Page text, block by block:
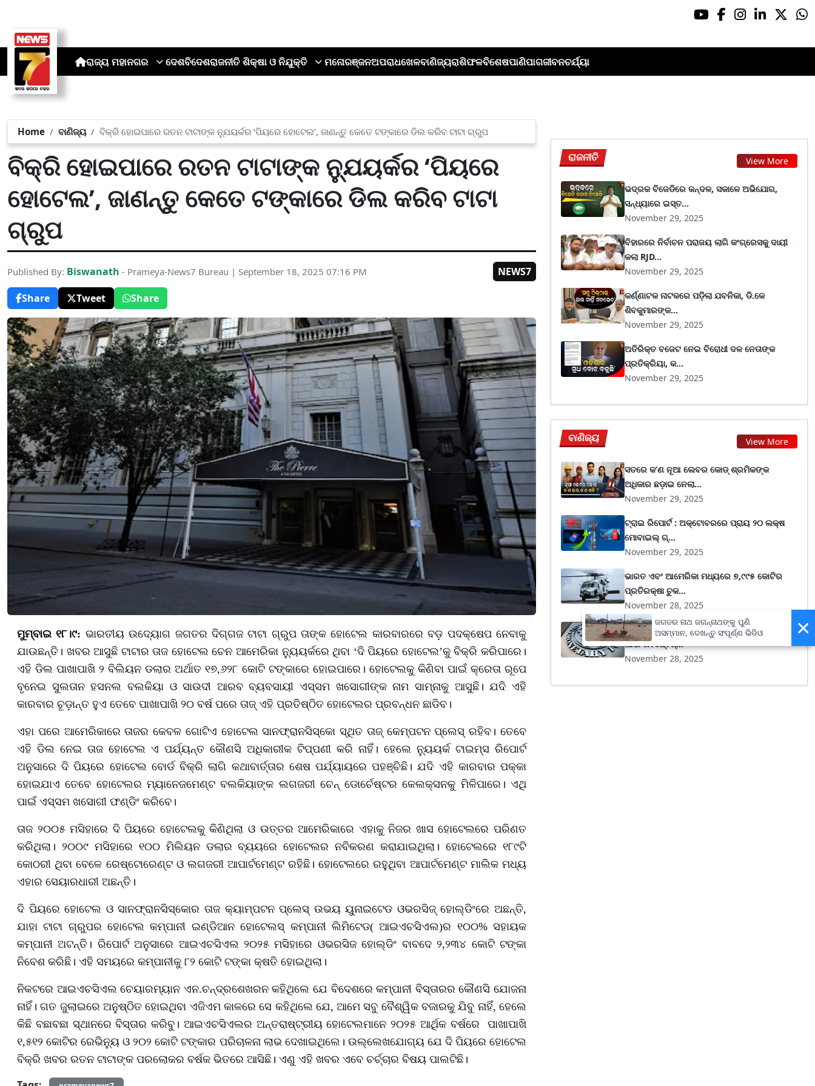
ରାଜ୍ୟ ମହାନଗର ଦେଶବିଦେଶରାଜନୀତି ଶିକ୍ଷା ଓ ନିଯୁକ୍ତି ମନୋରଞ୍ଜନଅପରାଧଖେଳବାଣିଜ୍ୟରାଶିଫଳବିଶେଷପାଣିପାଗଜୀବନଚର୍ଯ୍ୟା
Home ବାଣିଜ୍ୟ ବିକ୍ରି ହୋଇପାରେ ରତନ ଟାଟାଙ୍କ ନ୍ଯୁୟର୍କର ‘ପିୟରେ ହୋଟେଲ’, ଜାଣନ୍ତୁ କେତେ ଟଙ୍କାରେ ଡିଲ କରିବ ଟାଟା ଗ୍ରୁପ
ବିକ୍ରି ହୋଇପାରେ ରତନ ଟାଟାଙ୍କ ନ୍ଯୁୟର୍କର ‘ପିୟରେ
ହୋଟେଲ’, ଜାଣନ୍ତୁ କେତେ ଟଙ୍କାରେ ଡିଲ କରିବ ଟାଟା
ଗ୍ରୁପ
Published By: Biswanath - Prameya-News7 Bureau | September 18, 2025 07:16 PM
NEWS7
Share
Tweet Share
ମୁମ୍ବାଇ ୧୮।୯: ଭାରତୀୟ ଉଦ୍ୟୋଗ ଜଗତର ଦିଗ୍ଗଜ ଟାଟା ଗ୍ରୁପ ତାଙ୍କ ହୋଟେଲ କାରବାରରେ ବଡ଼ ପଦକ୍ଷେପ ନେବାକୁ
ଯାଉଛନ୍ତି। ଖବର ଆସୁଛି ଟାଟାର ତାଜ ହୋଟେଲ ଚେନ ଆମେରିକା ନ୍ୟୁୟର୍କରେ ଥିବା ‘ଦି ପିୟରେ ହୋଟେଲ’କୁ ବିକ୍ରି କରିପାରେ।
ଏହି ଡିଲ ପାଖାପାଖି ୨ ବିଲିୟନ ଡଲାର ଅର୍ଥାତ ୧୭,୬୨୮ କୋଟି ଟଙ୍କାରେ ହୋଇପାରେ। ହୋଟେଲକୁ କିଣିବା ପାଇଁ କ୍ରେତା ରୂପେ
ବୃନେଇ ସୁଲତାନ ହସନଲ ବଲକିୟା ଓ ସାଉଦୀ ଆରବ ବ୍ୟବସାୟୀ ଏସ୍ସମ ଖସୋଗୀଙ୍କ ନାମ ସାମ୍ନାକୁ ଆସୁଛି। ଯଦି ଏହି
କାରବାର ଚୂଡ଼ାନ୍ତ ହୁଏ ତେବେ ପାଖାପାଖି ୨୦ ବର୍ଷ ପରେ ତାଜ୍ ଏହି ପ୍ରତିଷ୍ଠିତ ହୋଟେଲର ପ୍ରବନ୍ଧନ ଛାଡିବ।
ଏହା ପରେ ଆମେରିକାରେ ତାଜର କେବଳ ଗୋଟିଏ ହୋଟେଲ ସାନଫ୍ରାନସିସ୍କୋ ସ୍ଥିତ ତାଜ୍ କେମ୍ପଟନ ପ୍ଲେସ୍ ରହିବ। ତେବେ
ଏହି ଡିଲ ନେଇ ତାଜ ହୋଟେଲ ଏ ପର୍ଯ୍ୟନ୍ତ କୌଣସି ଅଧିକାରୀକ ଟିପ୍ପଣୀ କରି ନାହିଁ। ହେଲେ ନ୍ୟୁୟର୍କ ଟାଇମ୍ସ ରିପୋର୍ଟ
ଅନୁସାରେ ଦି ପିୟରେ ହୋଟେଲ ବୋର୍ଡ ବିକ୍ରି ଲାଗି କଥାବାର୍ତ୍ତାର ଶେଷ ପର୍ଯ୍ୟାୟରେ ପହଞ୍ଚିଛି। ଯଦି ଏହି କାରବାର ପକ୍କା
ହୋଇଯାଏ ତେବେ ହୋଟେଲର ମ୍ୟାନେଜମେଣ୍ଟ ବଲକିୟାଙ୍କ ଲଗଜରୀ ଚେନ୍ ଡୋର୍ଚେଷ୍ଟର କେଲକ୍ସନକୁ ମିଳିପାରେ। ଏଥି
ପାଇଁ ଏସ୍ସମ ଖସୋଗୀ ଫଣ୍ଡିଂ କରିବେ।
ତାଜ ୨୦୦୫ ମସିହାରେ ଦି ପିୟରେ ହୋଟେଲକୁ କିଣିଥିଲା ଓ ଉତ୍ତର ଆମେରିକାରେ ଏହାକୁ ନିଜର ଖାସ ହୋଟେଲରେ ପରିଣତ
କରିଥିଲା। ୨୦୦୯ ମସିହାରେ ୧୦୦ ମିଲିୟନ ଡଲାର ବ୍ୟୟରେ ହୋଟେଲର ନବିକରଣ କରାଯାଇଥିଲା। ହୋଟେଲରେ ୧୮୯ଟି
କୋଠରୀ ଥିବା ବେଳେ ରେଷ୍ଟୋରେଣ୍ଟ ଓ ଲଗଜରୀ ଆପାର୍ଟମେଣ୍ଟ ରହିଛି। ହୋଟେଲରେ ରହୁଥିବା ଆପାର୍ଟମେଣ୍ଟ ମାଲିକ ମଧ୍ୟ
ଏହାର ସେୟାରଧାରୀ ଅଛନ୍ତି।
ଦି ପିୟରେ ହୋଟେଲ ଓ ସାନଫ୍ରାନସିସ୍କୋର ତାଜ କ୍ୟାମ୍ପଟନ ପ୍ଲେସ୍ ଉଭୟ ୟୁନାଇଟେଡ ଓଭରସିଜ୍ ହୋଲ୍ଡିଂରେ ଅଛନ୍ତି,
ଯାହା ଟାଟା ଗ୍ରୁପର ହୋଟେଲ କମ୍ପାନୀ ଇଣ୍ଡିଆନ ହୋଟେଲସ୍ କମ୍ପାନୀ ଲିମିଟେଡ( ଆଇଏଚସିଏଲ)ର ୧୦୦% ସହାୟକ
କମ୍ପାନୀ ଅଟନ୍ତି। ରିପୋର୍ଟ ଅନୁସାରେ ଆଇଏଚସିଏଲ ୨୦୨୫ ମସିହାରେ ଓଭରସିଜ ହୋଲ୍ଡିଂ ବାବଦେ ୨,୨୩୪ କୋଟି ଟଙ୍କା
ନିବେଶ କରିଛି। ଏହି ସମୟରେ କମ୍ପାନୀକୁ ୮୨ କୋଟି ଟଙ୍କା କ୍ଷତି ହୋଇଥିଲା।
ନିକଟରେ ଆଇଏଚସିଏଲ ଚେୟାରମ୍ୟାନ ଏନ.ଚନ୍ଦ୍ରଶେଖରନ କହିଥିଲେ ଯେ ବିଦେଶରେ କମ୍ପାନୀ ବିସ୍ତାରର କୌଣସି ଯୋଜନା
ନାହିଁ। ଗତ ଜୁଲାଇରେ ଅନୁଷ୍ଠିତ ହୋଇଥିବା ଏଜିଏମ କାଳରେ ସେ କହିଥିଲେ ଯେ, ଆମେ ସବୁ ବୈଶ୍ୱିକ ବଜାରକୁ ଯିବୁ ନାହିଁ, ହେଲେ
କିଛି ବଛାବଛା ସ୍ଥାନରେ ବିସ୍ତାର କରିବୁ। ଆଇଏଚସିଏଲର ଅନ୍ତରାଷ୍ଟ୍ରୀୟ ହୋଟେଲମାନେ ୨୦୨୫ ଆର୍ଥିକ ବର୍ଷରେ ପାଖାପାଖି
୧,୫୧୨ କୋଟିର ରେଭିନ୍ୟୁ ଓ ୨୦୨ କୋଟି ଟଙ୍କାର ପରିଚାଳନା ଲାଭ ଦେଖାଇଥିଲେ। ଉଲ୍ଲେଖଯୋଗ୍ୟ ଯେ ଦି ପିୟରେ ହୋଟେଲ
ବିକ୍ରି ଖବର ରତନ ଟାଟାଙ୍କ ପରଲୋକର ବର୍ଷକ ଭିତରେ ଆସିଛି। ଏଣୁ ଏହି ଖବର ଏବେ ଚର୍ଚ୍ଚାର ବିଷୟ ପାଲଟିଛି।
ରାଜନୀତି View More
ଭଦ୍ରକ ବିଜେଡିରେ କନ୍ଦଳ, ସକାଳେ ଅଭିଯୋଗ,
ସନ୍ଧ୍ୟାରେ ଇସ୍ତ...
November 29, 2025
ବିହାରରେ ନିର୍ବାଚନ ପରାଜୟ ଲାଗି କଂଗ୍ରେସକୁ ଦାୟୀ
କଲା RJD...
November 29, 2025
କର୍ଣ୍ଣାଟକ ନାଟକରେ ପଡ଼ିଲା ଯବନିକା, ଡି.କେ
ଶିବକୁମାରଙ୍କ...
November 29, 2025
ଅତିରିକ୍ତ ବଜେଟ ନେଇ ବିରୋଧୀ ଦଳ ନେତାଙ୍କ
ପ୍ରତିକ୍ରିୟା, କ...
November 29, 2025
ବାଣିଜ୍ୟ View More
ସତରେ କ’ଣ ନୂଆ ଲେବର କୋଡ୍‌ ଶ୍ରମିକଙ୍କ
ଅଧିକାର ଛଡ଼ାଇ ନେଲା...
November 29, 2025
ଟ୍ରାଇ ରିପୋର୍ଟ : ଅକ୍ଟୋବରରେ ପ୍ରାୟ ୨୦ ଲକ୍ଷ
ମୋବାଇଲ୍ ଗ୍...
November 29, 2025
ଭାରତ ଏବଂ ଆମେରିକା ମଧ୍ୟରେ ୭,୯୯୫ କୋଟିର
ପ୍ରତିରକ୍ଷା ଚୁକ...
November 28, 2025
ଭାରତର ଜିଡିପି ଡାଟାରେ ତ୍ରୁଟି ଥିବା କହିଲା
ଆଇଏମଏଫ୍‌: ନ୍...
November 28, 2025
×
ଜଗତର ନାଥ ଜଗନ୍ନାଥଙ୍କୁ ପୁଣି
ଅସମ୍ମାନ, ଦେଖନ୍ତୁ ସଂପୂର୍ଣ୍ଣ ଭିଡିଓ